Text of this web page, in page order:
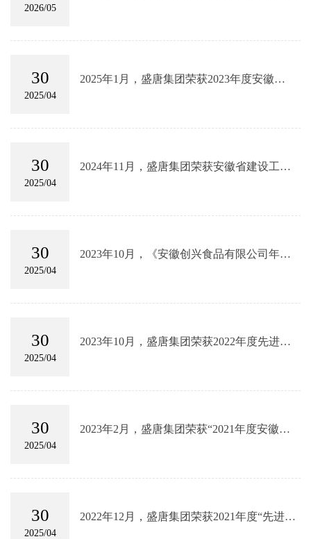
2026/05
30
2025/04
2025年1月，盛唐集团荣获2023年度安徽
30
2025/04
2024年11月，盛唐集团荣获安徽省建设工程
30
2025/04
2023年10月，《安徽创兴食品有限公司年产
30
2025/04
2023年10月，盛唐集团荣获2022年度先进全
30
2025/04
2023年2月，盛唐集团荣获“2021年度安徽省
30
2025/04
2022年12月，盛唐集团荣获2021年度“先进全